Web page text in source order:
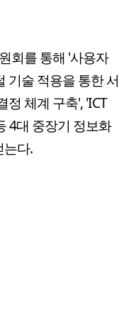
회를 통해 '사용자
기술 적용을 통한 서
정 체계 구축', 'ICT
4대 중장기 정보화
는다.